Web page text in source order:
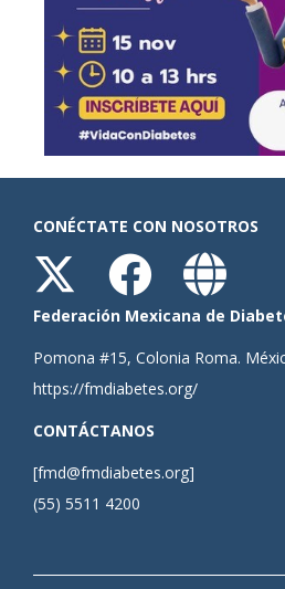
CONÉCTATE CON NOSOTROS
Federación Mexicana de
Pomona #15, Colonia Roma.
https://fmdiabetes.org/
CONTÁCTANOS
[fmd@fmdiabetes.org]
(55) 5511 4200